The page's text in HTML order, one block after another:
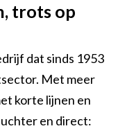
trots op
dat sinds 1953
Met meer
korte lijnen en
en direct: